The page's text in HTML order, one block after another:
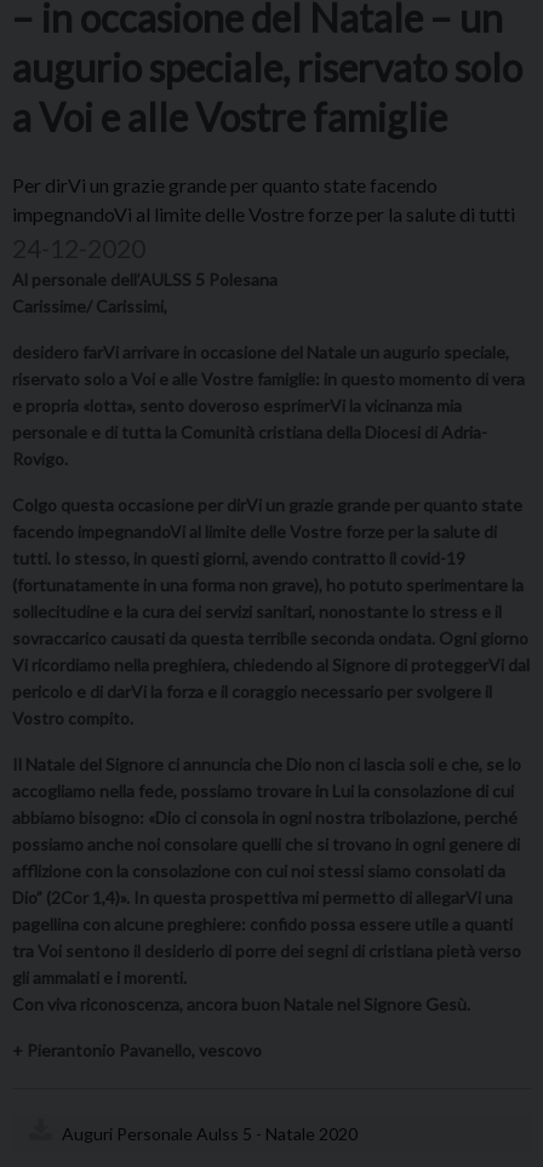
– in occasione del Natale – un
augurio speciale, riservato solo
a Voi e alle Vostre famiglie
Per dirVi un grazie grande per quanto state facendo
impegnandoVi al limite delle Vostre forze per la salute di tutti
Al personale dell’AULSS 5 Polesana
Carissime/ Carissimi,
desidero farVi arrivare in occasione del Natale un augurio speciale,
riservato solo a Voi e alle Vostre famiglie: in questo momento di vera
e propria «lotta», sento doveroso esprimerVi la vicinanza mia
personale e di tutta la Comunità cristiana della Diocesi di Adria-
Rovigo.
Colgo questa occasione per dirVi un grazie grande per quanto state
facendo impegnandoVi al limite delle Vostre forze per la salute di
tutti. Io stesso, in questi giorni, avendo contratto il covid-19
(fortunatamente in una forma non grave), ho potuto sperimentare la
sollecitudine e la cura dei servizi sanitari, nonostante lo stress e il
sovraccarico causati da questa terribile seconda ondata. Ogni giorno
Vi ricordiamo nella preghiera, chiedendo al Signore di proteggerVi dal
pericolo e di darVi la forza e il coraggio necessario per svolgere il
Vostro compito.
Il Natale del Signore ci annuncia che Dio non ci lascia soli e che, se lo
accogliamo nella fede, possiamo trovare in Lui la consolazione di cui
abbiamo bisogno: «Dio ci consola in ogni nostra tribolazione, perché
possiamo anche noi consolare quelli che si trovano in ogni genere di
afflizione con la consolazione con cui noi stessi siamo consolati da
Dio” (2Cor 1,4)». In questa prospettiva mi permetto di allegarVi una
pagellina con alcune preghiere: confido possa essere utile a quanti
tra Voi sentono il desiderio di porre dei segni di cristiana pietà verso
gli ammalati e i morenti.
Con viva riconoscenza, ancora buon Natale nel Signore Gesù.
+ Pierantonio Pavanello, vescovo
Auguri Personale Aulss 5 - Natale 2020